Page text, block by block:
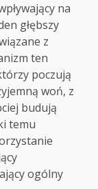
na
głębszy
z
ten
poczują
woń, z
budują
temu
ogólny